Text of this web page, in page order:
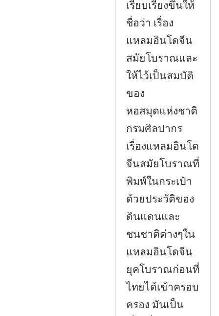
เรียบเรียงขึ้นให้
ชื่อว่า เรื่อง
แหลมอินโดจีน
สมัยโบราณและ
ให้ไว้เป็นสมบัติ
ของ
หอสมุดแห่งชาติ
กรมศิลปากร
เรื่องแหลมอินโด
จีนสมัยโบราณที่
พิมพ์ในกระเป๋า
ด้วยประวัติของ
ดินแดนและ
ชนชาติต่างๆใน
แหลมอินโดจีน
ยุคโบราณก่อนที่
ไทยได้เข้าครอบ
ครอง มันเป็น